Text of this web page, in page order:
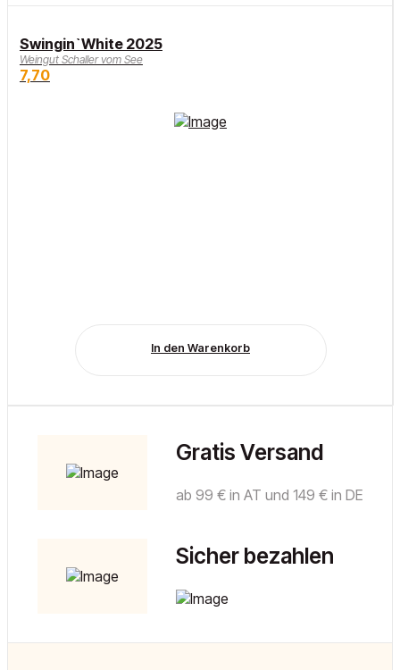
Swingin`White 2025
Weingut Schaller vom See
7,70
In den Warenkorb
Gratis Versand
ab 99 € in AT und 149 € in DE
Sicher bezahlen